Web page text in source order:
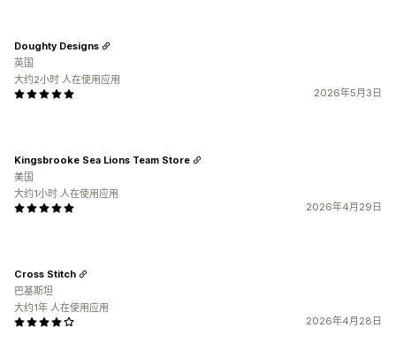
2026年5月3日
Doughty Designs
英国
大约2小时 人在使用应用
2026年4月29日
Kingsbrooke Sea Lions Team Store
美国
大约1小时 人在使用应用
2026年4月28日
Cross Stitch
巴基斯坦
大约1年 人在使用应用